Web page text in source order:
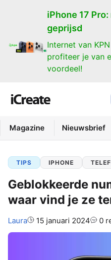
iPhone 17
geprijsd
Internet van
profiteer je van
voordeel!
Magazine Nieuwsbrief
TIPS IPHONE
Geblokkeerde
waar vind je ze
Auteur:
Laura 15 januari 2024 0